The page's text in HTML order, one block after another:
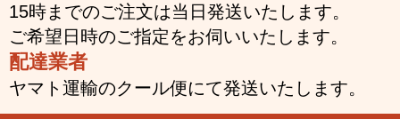
15時までのご注文は当日発送いたします。
ご希望日時のご指定をお伺いいたします。
配達業者
ヤマト運輸のクール便にて発送いたします。